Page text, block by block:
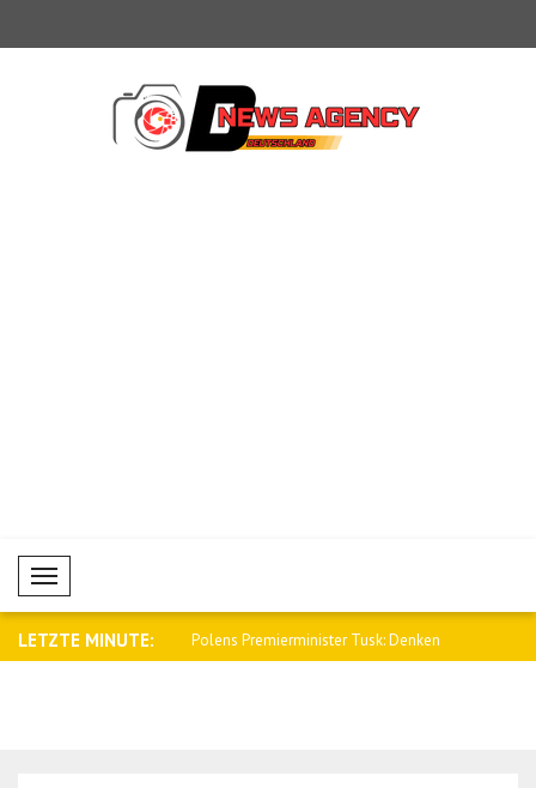
Mobil Menü
LETZTE MINUTE:
der Luftverteid.. Polens Premierminister Tusk: Denken